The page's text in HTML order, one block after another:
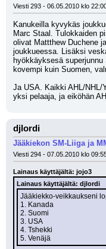
Viesti 293 - 06.05.2010 klo
Kanukeilla kyvykäs
Marc Staal. Tulokkaiden
olivat Mattthew Duchene
joukkueessa. Lisäksi
hyökkäyksesä
kovempi kuin Suomen,
Ja USA. Kaikki AHL/NHL/
yksi pelaaja, ja eiköhän
djlordi
Jääkiekon SM-Liiga ja
Viesti 294 - 07.05.2010 klo
Lainaus käyttäjältä: jojo3
Lainaus käyttäjältä: djlordi
Jääkiekko-veikkaukseni
1. Kanada
2. Suomi
3. USA
4. Tshekki
5. Venäjä